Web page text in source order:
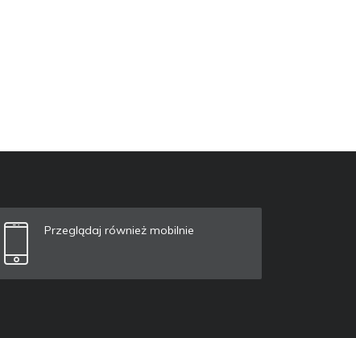
Przeglądaj również mobilnie